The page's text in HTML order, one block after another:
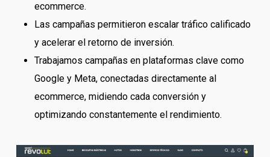
ecommerce.
Las campañas permitieron escalar tráfico calificado
y acelerar el retorno de inversión.
Trabajamos campañas en plataformas clave como
Google y Meta, conectadas directamente al
ecommerce, midiendo cada conversión y
optimizando constantemente el rendimiento.